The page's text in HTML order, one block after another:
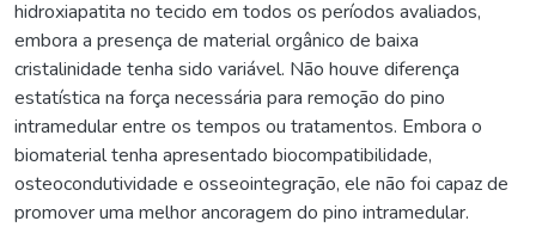
hidroxiapatita no tecido em todos os períodos avaliados,
embora a presença de material orgânico de baixa
cristalinidade tenha sido variável. Não houve diferença
estatística na força necessária para remoção do pino
intramedular entre os tempos ou tratamentos. Embora o
biomaterial tenha apresentado biocompatibilidade,
osteocondutividade e osseointegração, ele não foi capaz de
promover uma melhor ancoragem do pino intramedular.